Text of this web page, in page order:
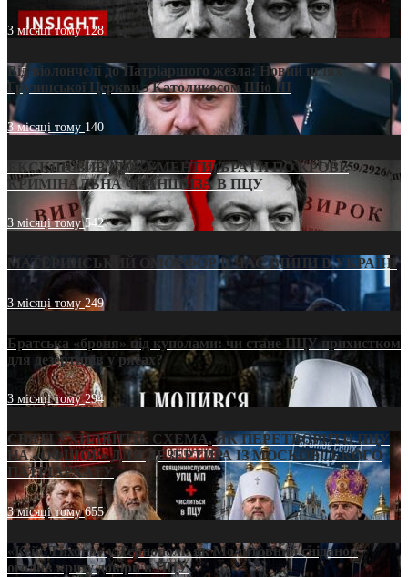
3 місяці тому128
Від віолончелі до Патріаршого жезла: Новий шлях
Грузинської Церкви з Католикосом Шіо III
3 місяці тому 140
ЕКСКЛЮЗИВ (ДОКУМЕНТИ)/БРАТИ ПО КРОВІ:
КРИМІНАЛЬНА ФРАНШИЗА В ПЦУ
3 місяці тому542
МАТЕРИНСЬКИЙ ОМОРФОР В ЧАС ВІЙНИ В УКРАЇНІ
3 місяці тому249
Братська «броня» під куполами: чи стане ПЦУ прихистком
для дезертирів у рясах?
3 місяці тому294
СВЯТІ УХИЛЯНТИ: СХЕМА, ЯК ПЕРЕТВОРИТИ ПЦУ
НА «ОФШОР» ДЛЯ ДЕЗЕРТИРА ІЗ МОСКОВСЬКОГО
ПАТРІАРХАТУ
3 місяці тому655
«Кейс Тихона» у Тернополі: як Молитовний сніданок
оголив кризу довіри в ПЦУ